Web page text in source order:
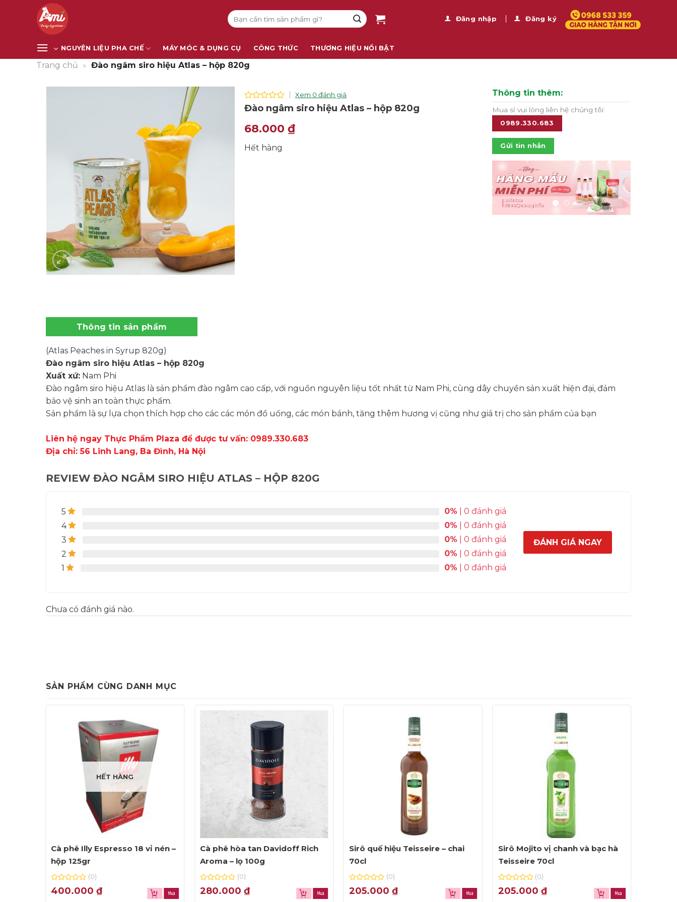
Tìm
kiếm:
Đăng nhập Đăng ký
NGUYÊN LIỆU PHA CHẾ MÁY MÓC & DỤNG CỤ CÔNG THỨC THƯƠNG HIỆU NỔI BẬT
Trang chủ » Đào ngâm siro hiệu Atlas – hộp 820g
0
5
Xem 0 đánh giá
Đào ngâm siro hiệu Atlas – hộp 820g
68.000₫
Hết hàng
Thông tin thêm:
Mua sỉ vui lòng liên hệ chúng tôi:
0989.330.683
Gửi tin nhắn
Thông tin sản phẩm
(Atlas Peaches in Syrup 820g)
Đào ngâm siro hiệu Atlas – hộp 820g
Xuất xứ:Nam Phi
Đào ngâm siro hiệu Atlas là sản phẩm đào ngâm cao cấp, với nguồn nguyên liệu tốt nhất từ Nam Phi, cùng dây chuyền sản xuất hiện đại, đảm
bảo vệ sinh an toàn thực phẩm.
Sản phẩm là sự lựa chọn thích hợp cho các các món đồ uống, các món bánh, tăng thêm hương vị cũng như giá trị cho sản phẩm của bạn
Liên hệ ngay Thực Phẩm Plaza để được tư vấn: 0989.330.683
Địa chỉ: 56 Linh Lang, Ba Đình, Hà Nội
REVIEW ĐÀO NGÂM SIRO HIỆU ATLAS – HỘP 820G
5 0% | 0 đánh giá
4
0% | 0 đánh giá
3
0% | 0 đánh giá
2
0% | 0 đánh giá
1
0% | 0 đánh giá
ĐÁNH GIÁ NGAY
Chưa có đánh giá nào.
SẢN PHẨM CÙNG DANH MỤC
HẾT HÀNG
Cà phê Illy Espresso 18 vỉ nén –
hộp 125gr
0
out
(0)
400.000₫
Cà phê hòa tan Davidoff Rich
Aroma – lọ 100g
0
out
(0)
280.000₫
Sirô quế hiệu Teisseire – chai
70cl
0
out
(0)
205.000 ₫
Sirô Mojito vị chanh và bạc hà
Teisseire 70cl
0
out
(0)
205.000 ₫